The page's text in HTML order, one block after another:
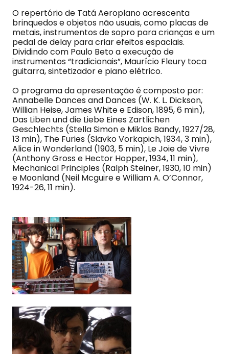
O repertório de Tatá Aeroplano acrescenta
brinquedos e objetos não usuais, como placas de
metais, instrumentos de sopro para crianças e um
pedal de delay para criar efeitos espaciais.
Dividindo com Paulo Beto a execução de
instrumentos “tradicionais”, Maurício Fleury toca
guitarra, sintetizador e piano elétrico.
O programa da apresentação é composto por:
Annabelle Dances and Dances (W. K. L. Dickson,
Willian Heise, James White e Edison, 1895, 6 min),
Das Liben und die Liebe Eines Zartlichen
Geschlechts (Stella Simon e Miklos Bandy, 1927/28,
13 min), The Furies (Slavko Vorkapich, 1934, 3 min),
Alice in Wonderland (1903, 5 min), Le Joie de Vivre
(Anthony Gross e Hector Hopper, 1934, 11 min),
Mechanical Principles (Ralph Steiner, 1930, 10 min)
e Moonland (Neil Mcguire e William A. O’Connor,
1924-26, 11 min).